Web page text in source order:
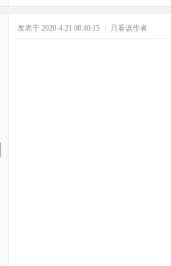
发表于 2020-4-21 08:40:15 只看该作者